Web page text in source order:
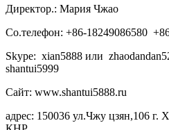
Директор.: Мария Чжао
Со.телефон: +86-18249086580
Skype: xian5888 или
shantui5999
Сайт: www.shantui5888.ru
адрес: 150036 ул.Чжу цзян,106 г.